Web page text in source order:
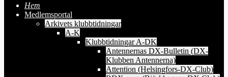
Hem
Medlemsportal
Arkivets klubbtidningar
A-K
Klubbtidningar A-DK
Antennernas DX-Bulletin (DX-
Klubben Antennerna)
Attention (Helsingfors-DX-Club)